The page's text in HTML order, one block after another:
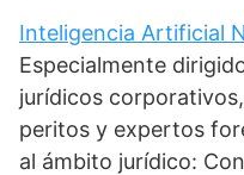
Inteligencia Artificial
Especialmente
jurídicos
peritos y expertos
al ámbito jurídico: